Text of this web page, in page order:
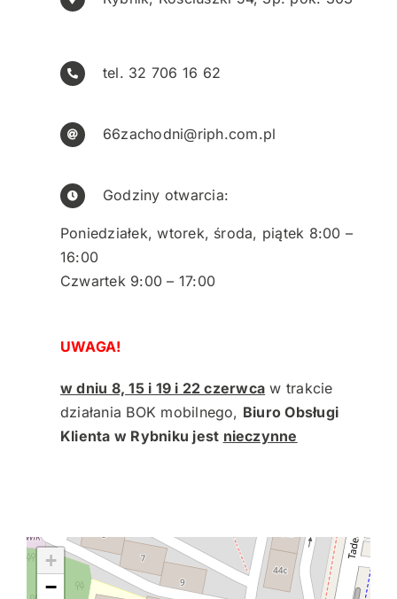
NASI EKSPERCI
GALERIA
MARKA ŚLĄSKIE
KONTAKT
tel. 32 706 16 62
66zachodni@riph.com.pl
Godziny otwarcia:
Poniedziałek, wtorek, środa, piątek 8:00 –
16:00
Czwartek 9:00 – 17:00
UWAGA!
w dniu 8, 15 i 19 i 22 czerwca w trakcie
działania BOK mobilnego, Biuro Obsługi
Klienta w Rybniku jest nieczynne
+
−